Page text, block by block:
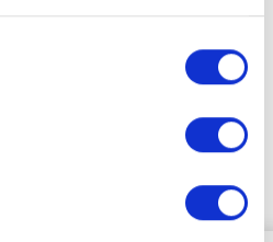
w naszym sklepie